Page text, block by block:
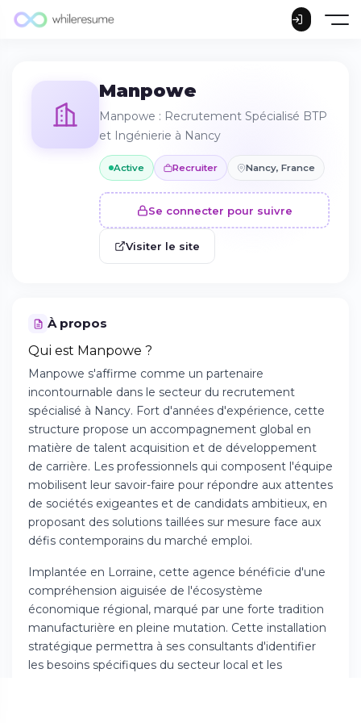
Manpowe
Manpowe : Recrutement Spécialisé BTP
et Ingénierie à Nancy
Active Recruiter Nancy, France
Se connecter pour suivre
Visiter le site
À propos
Qui est Manpowe ?
Manpowe s'affirme comme un partenaire
incontournable dans le secteur du recrutement
spécialisé à Nancy. Fort d'années d'expérience, cette
structure propose un accompagnement global en
matière de talent acquisition et de développement
de carrière. Les professionnels qui composent l'équipe
mobilisent leur savoir-faire pour répondre aux attentes
de sociétés exigeantes et de candidats ambitieux, en
proposant des solutions taillées sur mesure face aux
défis contemporains du marché emploi.
Implantée en Lorraine, cette agence bénéficie d'une
compréhension aiguisée de l'écosystème
économique régional, marqué par une forte tradition
manufacturière en pleine mutation. Cette installation
stratégique permettra à ses consultants d'identifier
les besoins spécifiques du secteur local et les